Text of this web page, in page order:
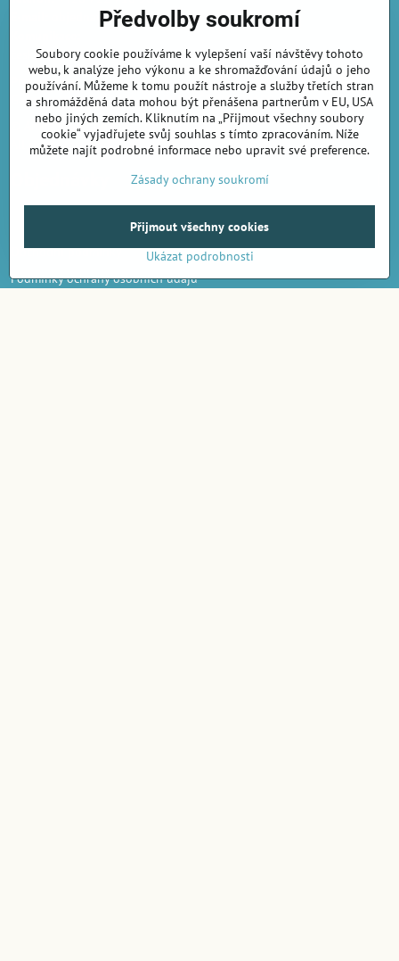
objednavky@amirashop.cz
česky, anglicky, rusky, španělsky, polsky
Provozovna:
Gairaca s.r.o. | 74253 Kunín 348 | IČO 04728190
© AmiraShop Copyright by Gairaca s.r.o.
All rights reserved
Obchodní podmínky
Podmínky ochrany osobních údajů
Předvolby soukromí
Soubory cookie používáme k vylepšení vaší návštěvy tohoto
webu, k analýze jeho výkonu a ke shromažďování údajů o jeho
používání. Můžeme k tomu použít nástroje a služby třetích stran
a shromážděná data mohou být přenášena partnerům v EU, USA
nebo jiných zemích. Kliknutím na „Přijmout všechny soubory
cookie“ vyjadřujete svůj souhlas s tímto zpracováním. Níže
můžete najít podrobné informace nebo upravit své preference.
Zásady ochrany soukromí
Ukázat podrobnosti
Přijmout všechny cookies